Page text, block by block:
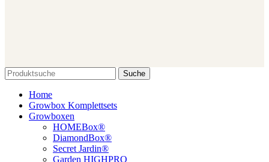
Suche
Home
Growbox Komplettsets
Growboxen
HOMEBox®
DiamondBox®
Secret Jardin®
Garden HIGHPRO